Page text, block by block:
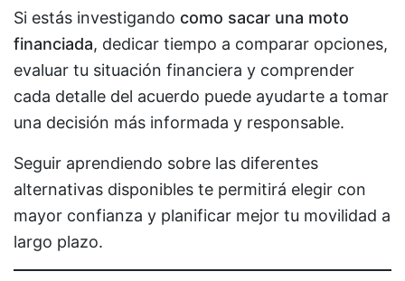
Si estás investigando como sacar una moto
financiada, dedicar tiempo a comparar opciones,
evaluar tu situación financiera y comprender
cada detalle del acuerdo puede ayudarte a tomar
una decisión más informada y responsable.
Seguir aprendiendo sobre las diferentes
alternativas disponibles te permitirá elegir con
mayor confianza y planificar mejor tu movilidad a
largo plazo.